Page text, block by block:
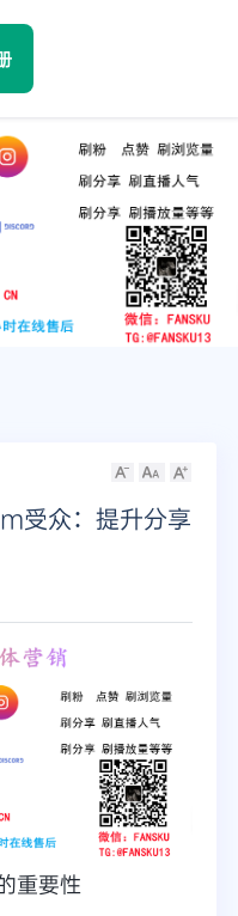
Facebook
TikTok
YouTube
Twitter
受众：提升分享
重要性